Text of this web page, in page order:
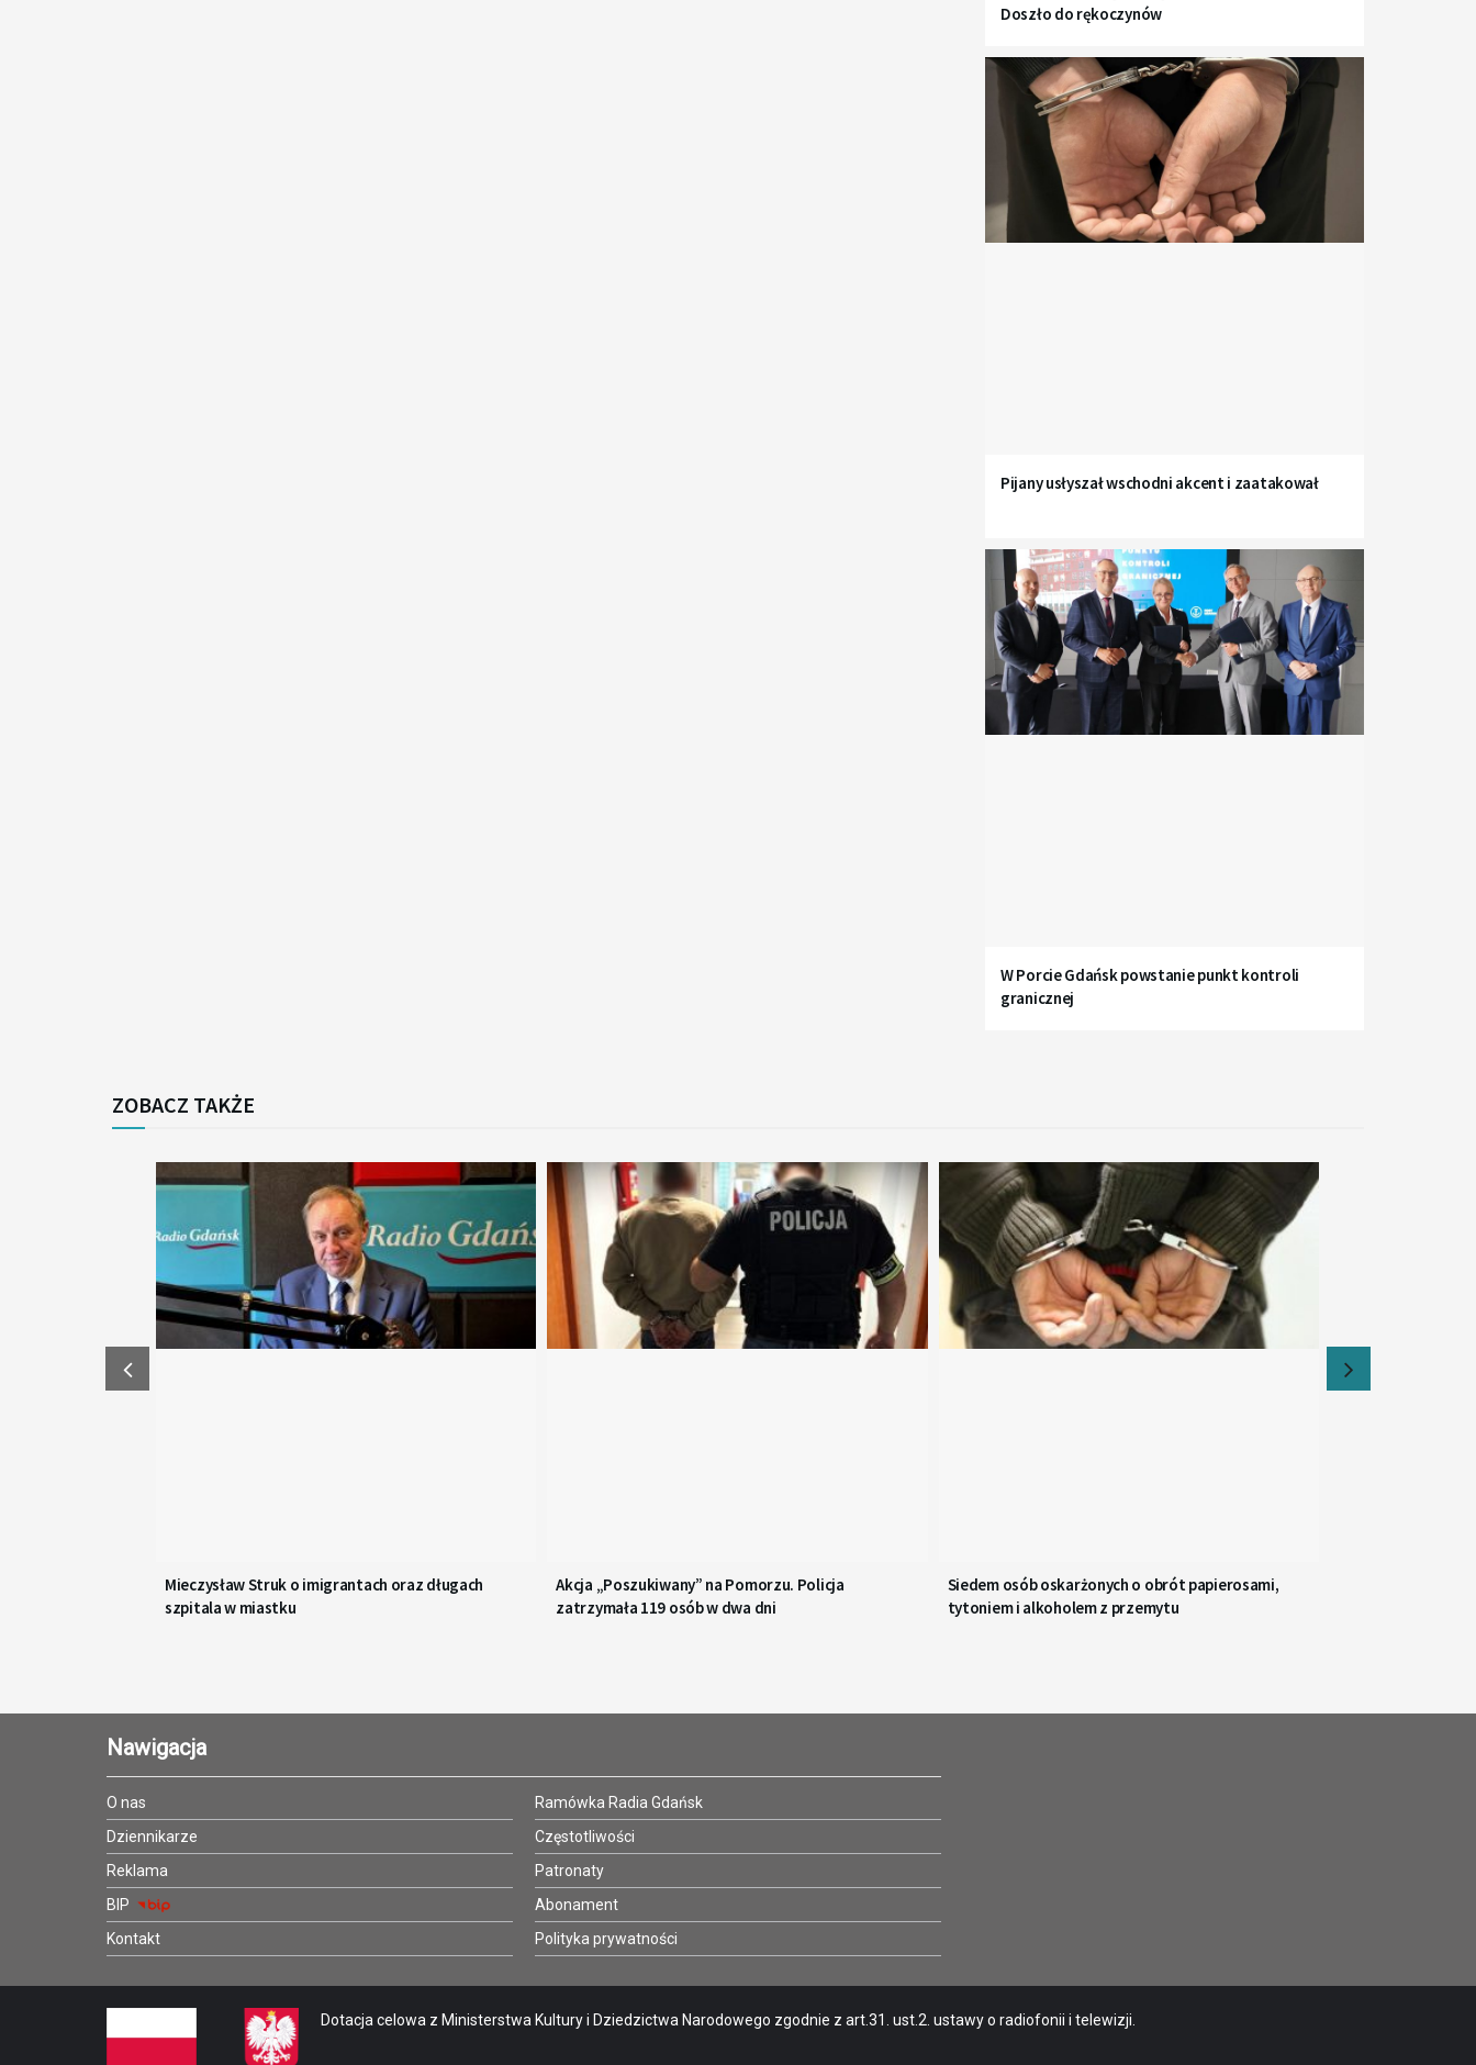
Doszło do rękoczynów
Pijany usłyszał wschodni akcent i zaatakował
W Porcie Gdańsk powstanie punkt kontroli
granicznej
ZOBACZ TAKŻE
Mieczysław Struk o imigrantach oraz długach
szpitala w miastku
Akcja „Poszukiwany” na Pomorzu. Policja
zatrzymała 119 osób w dwa dni
Siedem osób oskarżonych o obrót papierosami,
tytoniem i alkoholem z przemytu
Nawigacja
O nas
Dziennikarze
Reklama
BIP
Kontakt
Ramówka Radia Gdańsk
Częstotliwości
Patronaty
Abonament
Polityka prywatności
Dotacja celowa z Ministerstwa Kultury i Dziedzictwa Narodowego zgodnie z art.31. ust.2. ustawy o radiofonii i telewizji.